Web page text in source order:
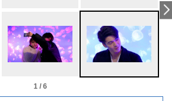
1 / 6